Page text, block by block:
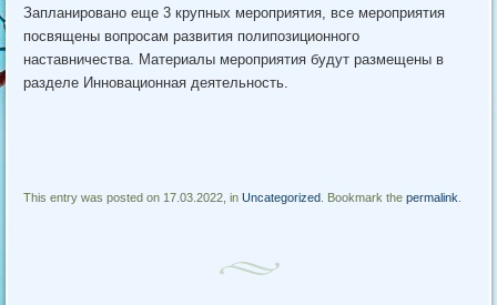
Запланировано еще 3 крупных мероприятия, все мероприятия
посвящены вопросам развития полипозиционного
наставничества. Материалы мероприятия будут размещены в
разделе Инновационная деятельность.
This entry was posted on 17.03.2022, inUncategorized . Bookmark thepermalink